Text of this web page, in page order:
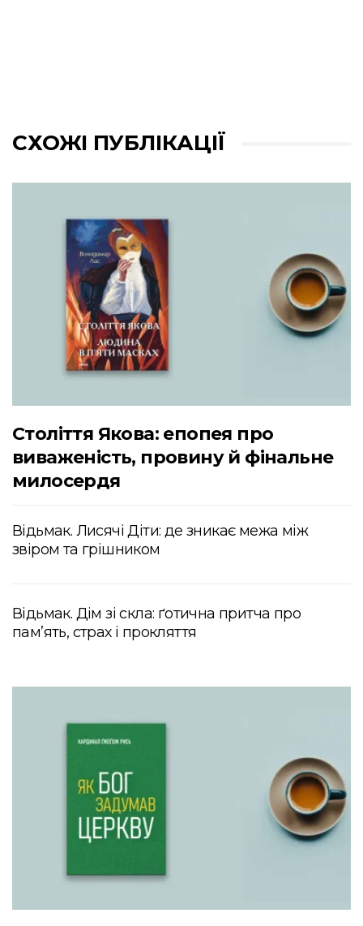
СХОЖІ ПУБЛІКАЦІЇ
Століття Якова: епопея про
виваженість, провину й фінальне
милосердя
Відьмак. Лисячі Діти: де зникає межа між
звіром та грішником
Відьмак. Дім зі скла: ґотична притча про
пам’ять, страх і прокляття